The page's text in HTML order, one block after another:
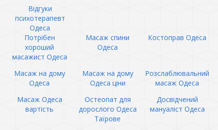
Відгуки
психотерапевт
Одеса
Потрібен
хороший
масажист Одеса
Масаж спини
Одеса
Костоправ Одеса
Масаж на дому
Одеса
Масаж на дому
Одеса ціни
Розслаблювальний
масаж Одеса
Масаж Одеса
вартість
Остеопат для
дорослого Одеса
Таїрове
Досвідчений
мануаліст Одеса